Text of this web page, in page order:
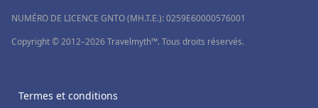
NUMÉRO DE LICENCE GNTO (MH.T.E.): 0259Ε60000576001
Copyright © 2012–2026 Travelmyth™. Tous droits réservés.
Termes et conditions